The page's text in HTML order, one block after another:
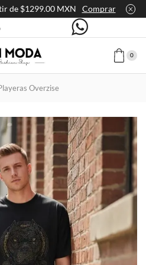
de $1299.00 MXN Comprar
0
Overzise